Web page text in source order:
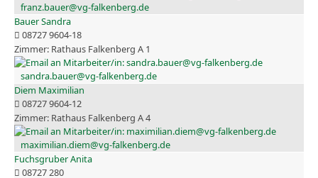
franz.bauer@vg-falkenberg.de
Bauer Sandra
08727 9604-18
Rathaus Falkenberg A 1
sandra.bauer@vg-falkenberg.de
Diem Maximilian
08727 9604-12
Rathaus Falkenberg A 4
maximilian.diem@vg-falkenberg.de
Fuchsgruber Anita
08727 280